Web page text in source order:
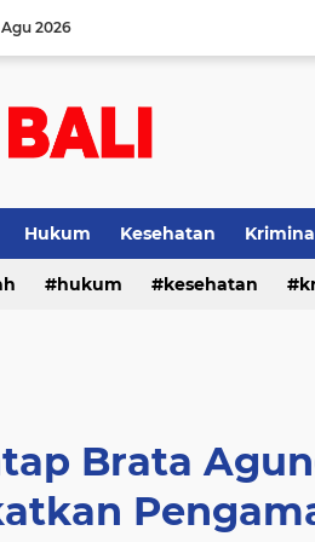
2026
Hukum Kesehatan
hukum kesehatan
Brata